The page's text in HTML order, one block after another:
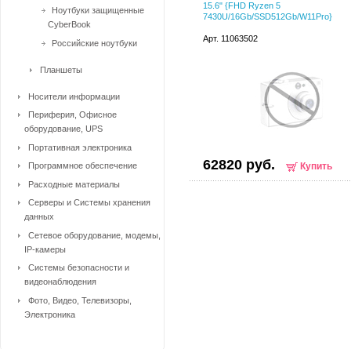
15.6" {FHD Ryzen 5
7430U/16Gb/SSD512Gb/W11Pro}
Арт. 11063502
62820 руб. Купить
Ноутбуки защищенные
CyberBook
Российские ноутбуки
Планшеты
Носители информации
Периферия, Офисное
оборудование, UPS
Портативная электроника
Программное обеспечение
Расходные материалы
Серверы и Системы хранения
данных
Сетевое оборудование, модемы,
IP-камеры
Системы безопасности и
видеонаблюдения
Фото, Видео, Телевизоры,
Электроника